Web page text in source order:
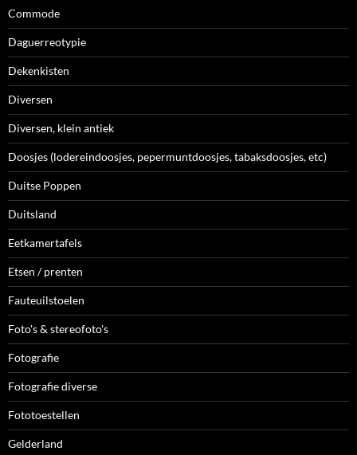
Commode
Daguerreotypie
Dekenkisten
Diversen
Diversen, klein antiek
Doosjes (lodereindoosjes, pepermuntdoosjes, tabaksdoosjes, etc)
Duitse Poppen
Duitsland
Eetkamertafels
Etsen / prenten
Fauteuilstoelen
Foto's & stereofoto's
Fotografie
Fotografie diverse
Fototoestellen
Gelderland